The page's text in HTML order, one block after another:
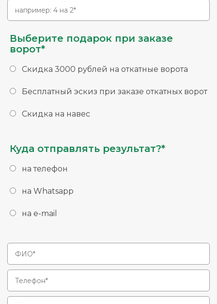
Выберите подарок при заказе
ворот*
Скидка 3000 рублей на откатные ворота
Бесплатный эскиз при заказе откатных ворот
Скидка на навес
Куда отправлять результат?*
на телефон
на Whatsapp
на e-mail